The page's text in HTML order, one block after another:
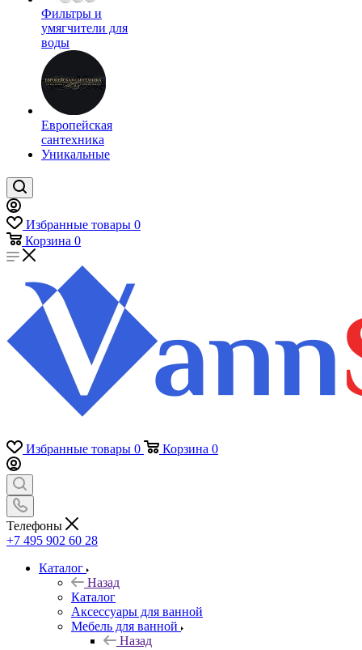
Фильтры и
умягчители для
воды
Европейская
сантехника
Уникальные
Избранные товары 0
Корзина 0
Избранные товары 0 Корзина 0
Телефоны
+7 495 902 60 28
Каталог
Назад
Каталог
Аксессуары для ванной
Мебель для ванной
Назад